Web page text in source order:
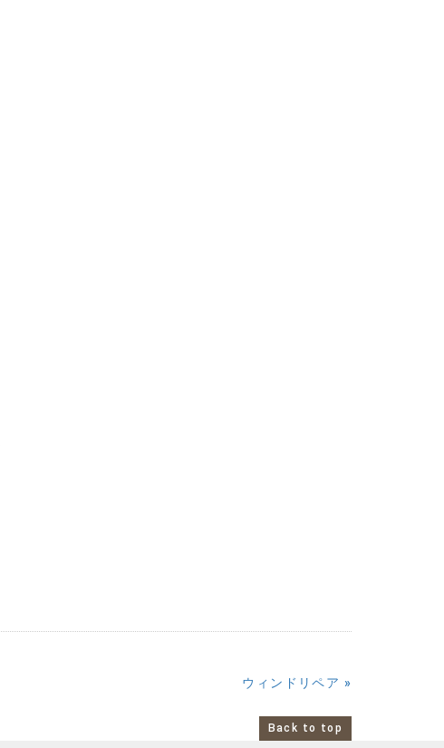
ウィンドリペア »
Back to top